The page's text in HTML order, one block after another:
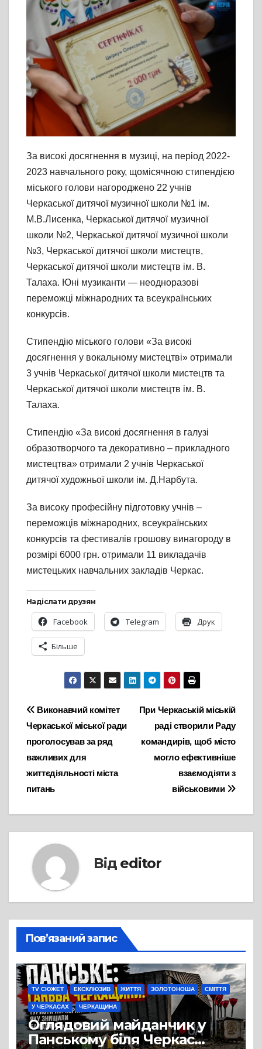
За високі досягнення в музиці, на період 2022-
2023 навчального року, щомісячною стипендією
міського голови нагороджено 22 учнів
Черкаської дитячої музичної школи №1 ім.
М.В.Лисенка, Черкаської дитячої музичної
школи №2, Черкаської дитячої музичної школи
№3, Черкаської дитячої школи мистецтв,
Черкаської дитячої школи мистецтв ім. В.
Талаха. Юні музиканти — неодноразові
переможці міжнародних та всеукраїнських
конкурсів.
Стипендію міського голови «За високі
досягнення у вокальному мистецтві» отримали
3 учнів Черкаської дитячої школи мистецтв та
Черкаської дитячої школи мистецтв ім. В.
Талаха.
Стипендію «За високі досягнення в галузі
образотворчого та декоративно – прикладного
мистецтва» отримали 2 учнів Черкаської
дитячої художньої школи ім. Д.Нарбута.
За високу професійну підготовку учнів –
переможців міжнародних, всеукраїнських
конкурсів та фестивалів грошову винагороду в
розмірі 6000 грн. отримали 11 викладачів
мистецьких навчальних закладів Черкас.
Надіслати друзям
Facebook Telegram Друк
Більше
Навігація
записів
При Черкаській міській
раді створили Раду
командирів, щоб місто
могло ефективніше
взаємодіяти з
військовими
Виконавчий комітет
Черкаської міської ради
проголосував за ряд
важливих для
життєдіяльності міста
питань
Від editor
Пов’язаний запис
TV СЮЖЕТ ЕКСКЛЮЗИВ ЖИТТЯ ЗОЛОТОНОША СМІТТЯ
У ЧЕРКАСАХ ЧЕРКАЩИНА
Оглядовий майданчик у
Панському біля Черкас